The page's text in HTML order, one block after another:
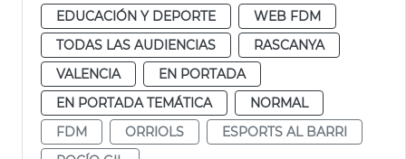
EDUCACIÓN Y DEPORTE
WEB FDM
TODAS LAS AUDIENCIAS
RASCANYA
VALENCIA
EN PORTADA
EN PORTADA TEMÁTICA
NORMAL
FDM
ORRIOLS
ESPORTS AL BARRI